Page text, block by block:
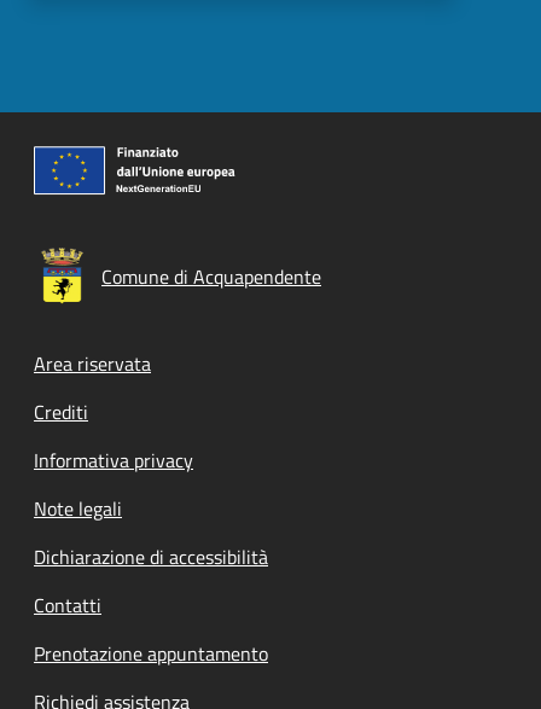
Comune di Acquapendente
Footer menu
Area riservata
Crediti
Informativa privacy
Note legali
Dichiarazione di accessibilità
Contatti
Prenotazione appuntamento
Richiedi assistenza